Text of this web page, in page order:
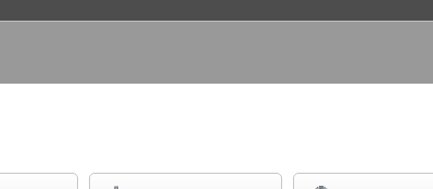
天井吊下型 LED（白色） ペンダント シル
用・上下配光 連続調光型調光タイプ（ライ